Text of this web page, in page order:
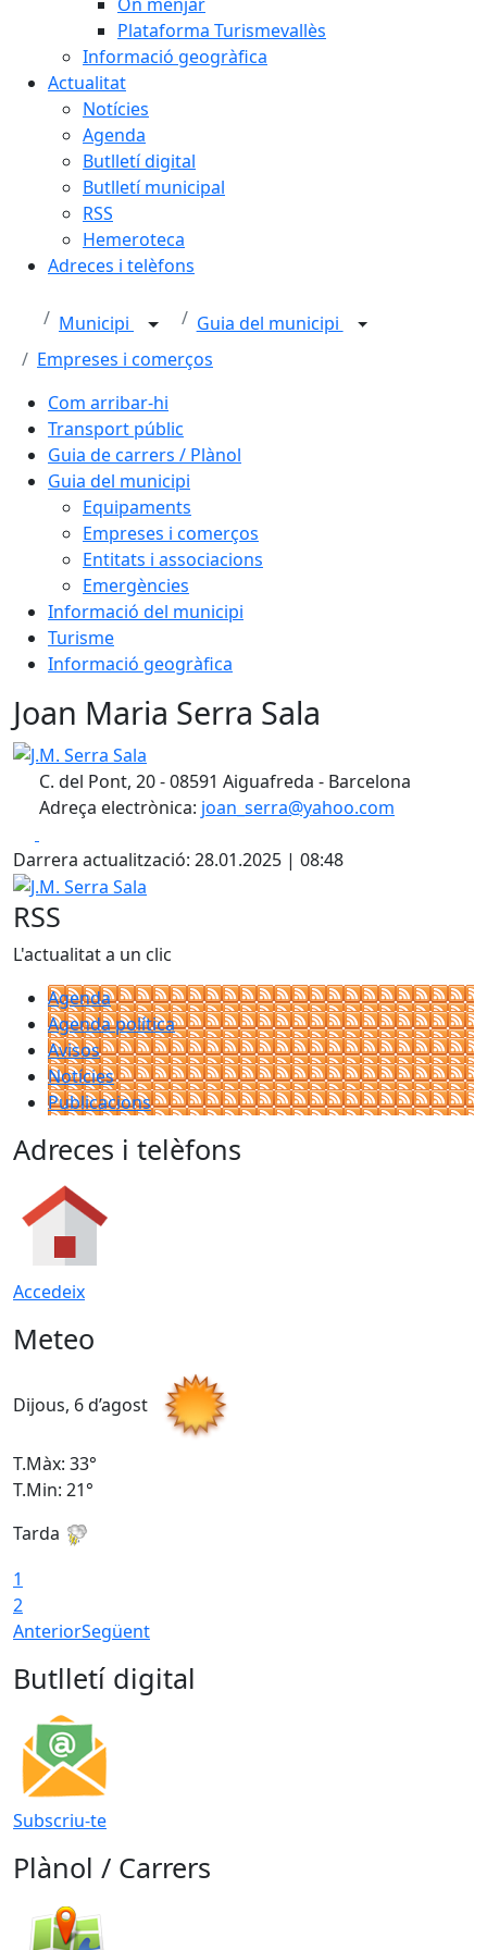
Plataforma Turismevallès
Informació geogràfica
Actualitat
Notícies
Agenda
Butlletí digital
Butlletí municipal
RSS
Hemeroteca
Adreces i telèfons
Municipi
Guia del municipi
Empreses i comerços
Com arribar-hi
Transport públic
Guia de carrers / Plànol
Guia del municipi
Equipaments
Empreses i comerços
Entitats i associacions
Emergències
Informació del municipi
Turisme
Informació geogràfica
Joan Maria Serra Sala
J.M. Serra Sala
C. del Pont, 20 - 08591 Aiguafreda - Barcelona
Adreça electrònica: joan_serra@yahoo.com
Darrera actualització: 28.01.2025 | 08:48
J.M. Serra Sala
RSS
L'actualitat a un clic
Agenda
Agenda política
Avisos
Notícies
Publicacions
Adreces i telèfons
Accedeix
Meteo
Dijous, 6 d’agost
T.Màx: 33°
T.Min: 21°
Tarda
1
2
AnteriorSegüent
Butlletí digital
Subscriu-te
Plànol / Carrers